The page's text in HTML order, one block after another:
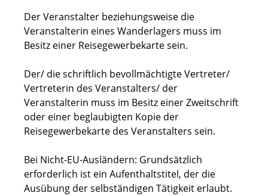
Der Veranstalter beziehungsweise die
Veranstalterin eines Wanderlagers muss im
Besitz einer Reisegewerbekarte sein.
Der/ die schriftlich bevollmächtigte Vertreter/
Vertreterin des Veranstalters/ der
Veranstalterin muss im Besitz einer Zweitschrift
oder einer beglaubigten Kopie der
Reisegewerbekarte des Veranstalters sein.
Bei Nicht-EU-Ausländern: Grundsätzlich
erforderlich ist ein Aufenthaltstitel, der die
Ausübung der selbständigen Tätigkeit erlaubt.